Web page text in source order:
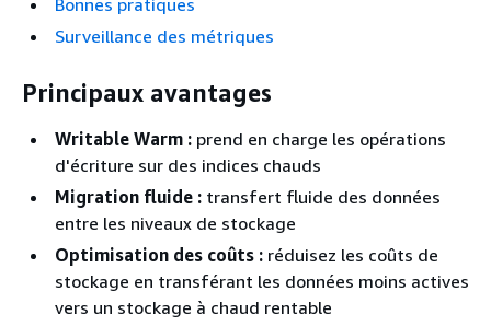
Surveillance des métriques
Principaux avantages
Writable Warm : prend en charge les opérations
d'écriture sur des indices chauds
Migration fluide : transfert fluide des données
entre les niveaux de stockage
Optimisation des coûts : réduisez les coûts de
stockage en transférant les données moins actives
vers un stockage à chaud rentable